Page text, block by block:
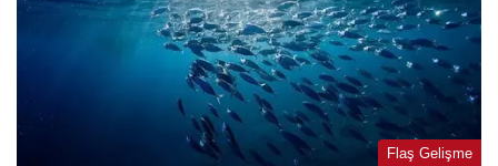
Flaş Gelişme